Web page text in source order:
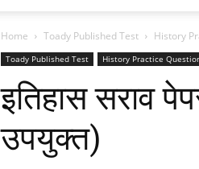
Home Toady Published Test History
Toady Published Test History Practice
इतिहास सराव
उपयुक्त)